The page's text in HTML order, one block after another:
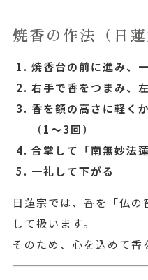
焼香の作法（日蓮
焼香台の前に進み、
右手で香をつまみ、
香を額の高さに軽く
（1〜3回）
合掌して「南無妙法
一礼して下がる
日蓮宗では、香を「仏
して扱います。
そのため、心を込めて香